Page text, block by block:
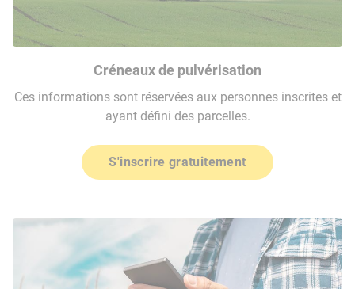
Créneaux de pulvérisation
Ces informations sont réservées aux personnes inscrites et
ayant défini des parcelles.
S'inscrire gratuitement